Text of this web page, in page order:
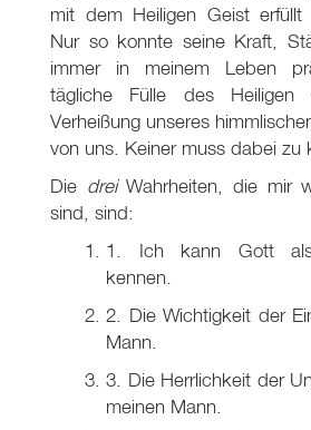
mit dem Heiligen Geist erfüllt
Nur so konnte seine Kraft,
immer in meinem Leben
tägliche Fülle des
Verheißung unseres
von uns. Keiner muss dabei zu
Die dreiWahrheiten, die mir
sind, sind:
1. Ich kann Gott
kennen.
2. Die Wichtigkeit der
Mann.
3. Die Herrlichkeit der
meinen Mann.